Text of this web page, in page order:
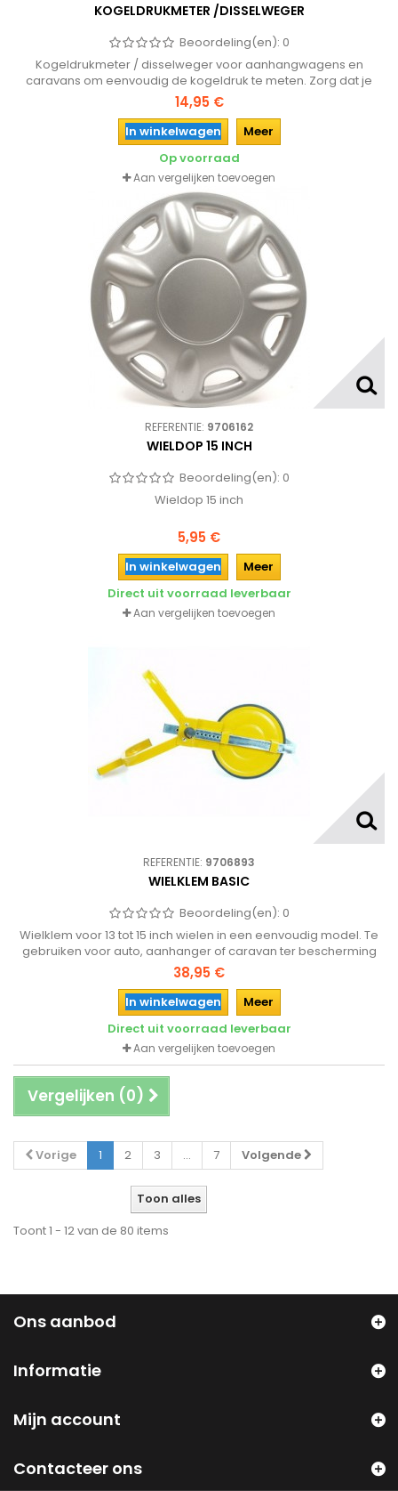
KOGELDRUKMETER /DISSELWEGER
Beoordeling(en): 0
Kogeldrukmeter / disselweger voor aanhangwagens en
caravans om eenvoudig de kogeldruk te meten. Zorg dat je
een goede gewichtsverdeling hebt van de aanhanger zodat
het rijgedrag van de auto niet negatief wordt beinvloed!
14,95 €
In winkelwagen
Meer
Op voorraad
Aan vergelijken toevoegen
REFERENTIE: 9706162
WIELDOP 15 INCH
Beoordeling(en): 0
Wieldop 15 inch
5,95 €
In winkelwagen
Meer
Direct uit voorraad leverbaar
Aan vergelijken toevoegen
REFERENTIE: 9706893
WIELKLEM BASIC
Beoordeling(en): 0
Wielklem voor 13 tot 15 inch wielen in een eenvoudig model. Te
gebruiken voor auto, aanhanger of caravan ter bescherming
van diefstal.
38,95 €
In winkelwagen
Meer
Direct uit voorraad leverbaar
Aan vergelijken toevoegen
Vergelijken (0)
Vorige 1 2 3 ... 7 Volgende
Toon alles
Toont 1 - 12 van de 80 items
Ons aanbod
Informatie
Mijn account
Contacteer ons